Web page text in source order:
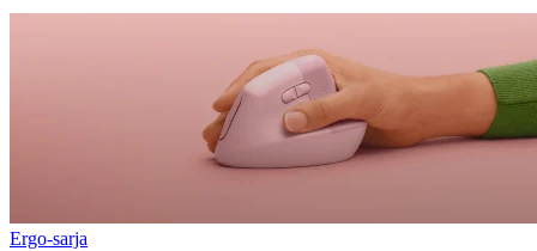
Ergo-sarja